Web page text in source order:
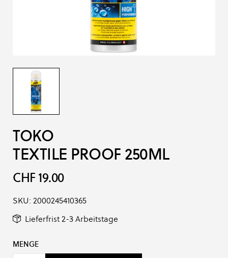
TOKO
TEXTILE PROOF 250ML
CHF 19.00
SKU: 2000245410365
Lieferfrist 2-3 Arbeitstage
MENGE